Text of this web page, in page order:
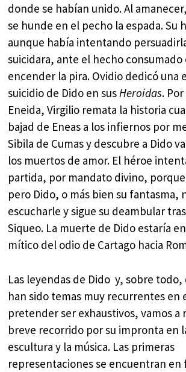
donde se habían unido. Al
se hunde en el pecho la espada. Su
aunque había intentando
suicidara, ante el hecho consumado
encender la pira. Ovidio dedicó una
suicidio de Dido en susHeroidas.
Eneida, Virgilio remata la historia
bajad de Eneas a los infiernos por
Sibila de Cumas y descubre a Dido
los muertos de amor. El héroe
partida, por mandato divino,
pero Dido, o más bien su fantasma,
escucharle y sigue su deambular
Siqueo. La muerte de Dido estaría
mítico del odio de Cartago hacia
Las leyendas de Dido y, sobre todo,
han sido temas muy recurrentes en
pretender ser exhaustivos, vamos a
breve recorrido por su impronta en
escultura y la música. Las primeras
representaciones se encuentran en